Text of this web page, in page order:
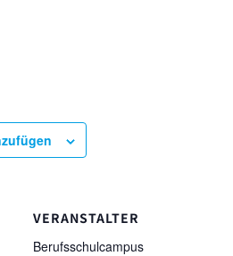
VERANSTALTER
Berufsschulcampus